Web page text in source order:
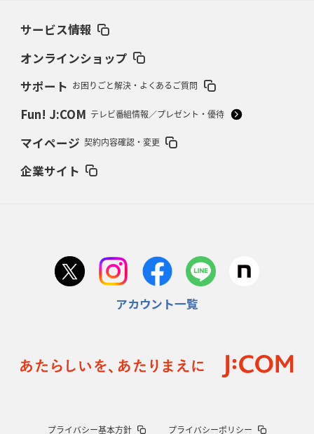
2026年2月19日(木)更新
37年女子W杯招致への課題と期待
2026年2月12日(木)更新
2026年2月5日(木)更新
占い方
首位スピアーズ、充実の攻撃力 「湧き出る」パスでトライ量産
2026年1月8日(木)更新
ルディケ「15番はゲームドライバ
2025年12月25日(木)更新
サービス情報
オンラインショップ
サポート お困りごと解決・よくあるご質問
Fun! J:COM テレビ番組情報／プレゼント・優待
マイページ 契約内容確認・変更
企業サイト
アカウント一覧
プライバシー基本方針 プライバシーポリシー